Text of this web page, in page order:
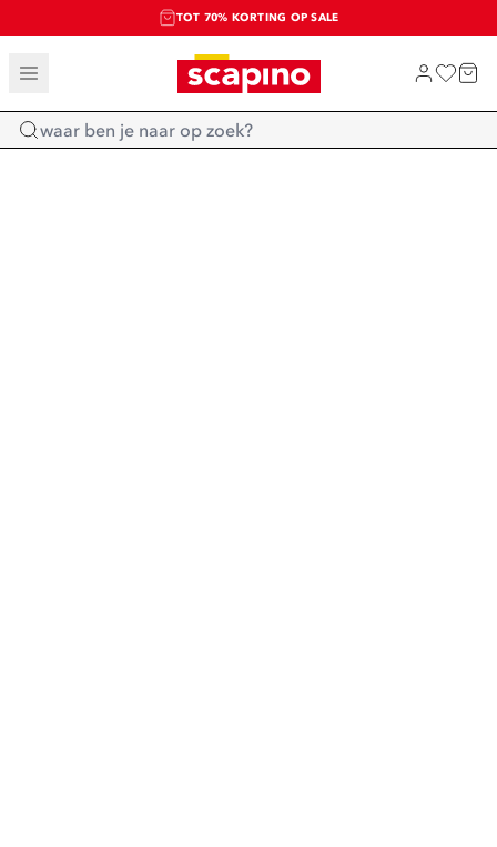
TOT 70% KORTING OP SALE
SALE: LAATSTE KANS!
SHOP NIEUW
Home